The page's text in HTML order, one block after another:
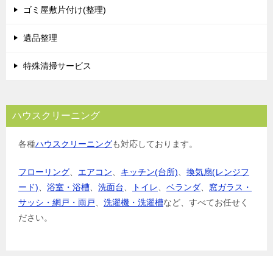
ゴミ屋敷片付け(整理)
遺品整理
特殊清掃サービス
ハウスクリーニング
各種ハウスクリーニングも対応しております。
フローリング エアコン キッチン(台所)
換気扇(レンジフ
ード)
浴室・浴槽 洗面台 トイレ ベランダ
窓ガラス・
サッシ・網戸・雨戸
洗濯機・洗濯槽など、すべてお任せく
ださい。